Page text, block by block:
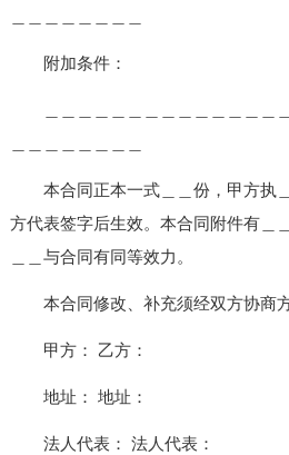
附加条件：
本合同正本一式＿＿份，甲方执
方代表签字后生效。本合同附件有＿
＿＿与合同有同等效力。
本合同修改、补充须经双方协商方
甲方： 乙方：
地址： 地址：
法人代表： 法人代表：